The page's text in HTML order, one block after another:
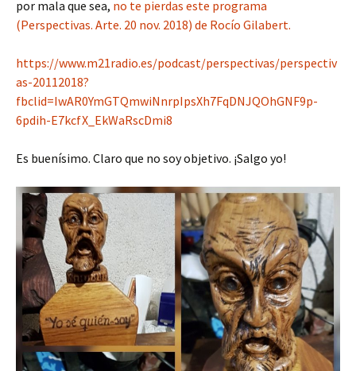
por mala que sea, no te pierdas este programa
(Perspectivas. Arte. 20 nov. 2018) de Rocío Gilabert.
https://www.m21radio.es/podcast/perspectivas/perspectiv
as-20112018?
fbclid=IwAR0YmGTQmwiNnrpIpsXh7FqDNJQOhGNF9p-
6pdih-E7kcfX_EkWaRscDmi8
Es buenísimo. Claro que no soy objetivo. ¡Salgo yo!